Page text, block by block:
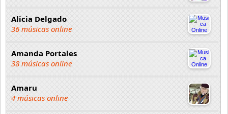
Alicia Delgado
36 músicas online
Amanda Portales
38 músicas online
Amaru
4 músicas online